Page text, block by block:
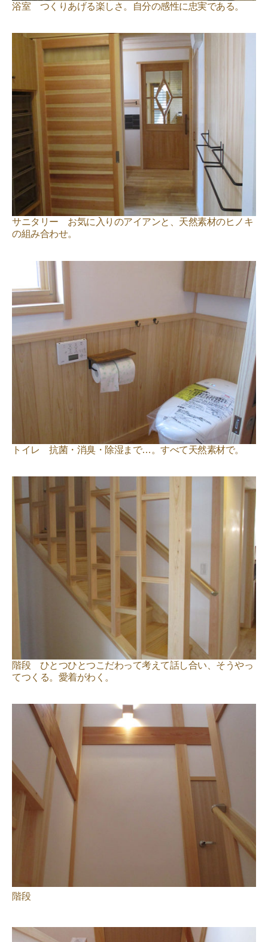
浴室 つくりあげる楽しさ。自分の感性に忠実である。
サニタリー お気に入りのアイアンと、天然素材のヒノキ
の組み合わせ。
トイレ 抗菌・消臭・除湿まで…。すべて天然素材で。
階段 ひとつひとつこだわって考えて話し合い、そうやっ
てつくる。愛着がわく。
階段